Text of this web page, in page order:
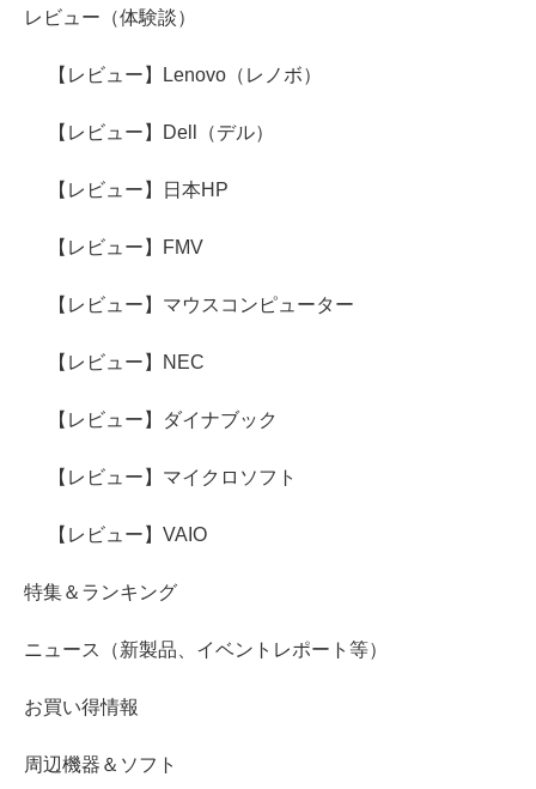
レビュー（体験談）
【レビュー】Lenovo（レノボ）
【レビュー】Dell（デル）
【レビュー】日本HP
【レビュー】FMV
【レビュー】マウスコンピューター
【レビュー】NEC
【レビュー】ダイナブック
【レビュー】マイクロソフト
【レビュー】VAIO
特集＆ランキング
ニュース（新製品、イベントレポート等）
お買い得情報
周辺機器＆ソフト